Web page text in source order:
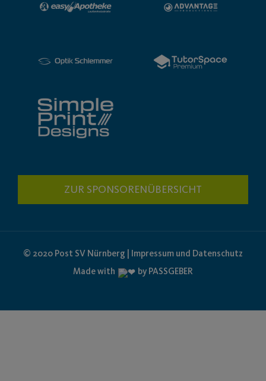
ZUR SPONSORENÜBERSICHT
© 2020 Post SV Nürnberg | Impressum und Datenschutz
Made with
by PASSGEBER